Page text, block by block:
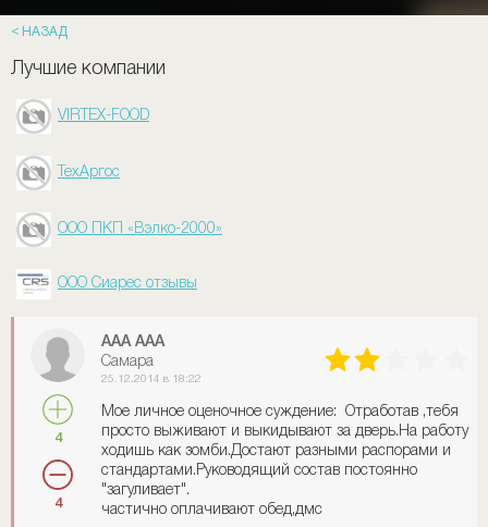
НАЗАД
Лучшие компании
VIRTEX-FOOD
ТехАргос
ООО ПКП «Вэлко-2000»
ООО Сиарес отзывы
4
4
ААА ААА
Самара
25.12.2014 в 18:22
Мое личное оценочное суждение: Отработав ,тебя
просто выживают и выкидывают за дверь.На работу
ходишь как зомби.Достают разными распорами и
стандартами.Руководящий состав постоянно
"загуливает".
частично оплачивают обед,дмс